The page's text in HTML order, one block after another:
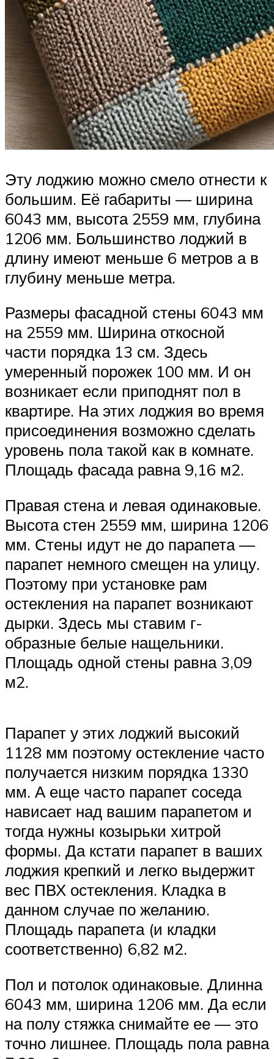
Эту лоджию можно смело отнести к
большим. Её габариты — ширина
6043 мм, высота 2559 мм, глубина
1206 мм. Большинство лоджий в
длину имеют меньше 6 метров а в
глубину меньше метра.
Размеры фасадной стены 6043 мм
на 2559 мм. Ширина откосной
части порядка 13 см. Здесь
умеренный порожек 100 мм. И он
возникает если приподнят пол в
квартире. На этих лоджия во время
присоединения возможно сделать
уровень пола такой как в комнате.
Площадь фасада равна 9,16 м2.
Правая стена и левая одинаковые.
Высота стен 2559 мм, ширина 1206
мм. Стены идут не до парапета —
парапет немного смещен на улицу.
Поэтому при установке рам
остекления на парапет возникают
дырки. Здесь мы ставим г-
образные белые нащельники.
Площадь одной стены равна 3,09
м2.
Парапет у этих лоджий высокий
1128 мм поэтому остекление часто
получается низким порядка 1330
мм. А еще часто парапет соседа
нависает над вашим парапетом и
тогда нужны козырьки хитрой
формы. Да кстати парапет в ваших
лоджия крепкий и легко выдержит
вес ПВХ остекления. Кладка в
данном случае по желанию.
Площадь парапета (и кладки
соответственно) 6,82 м2.
Пол и потолок одинаковые. Длинна
6043 мм, ширина 1206 мм. Да если
на полу стяжка снимайте ее — это
точно лишнее. Площадь пола равна